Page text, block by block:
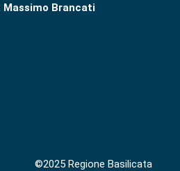
Massimo Brancati
©2025 Regione Basilicata